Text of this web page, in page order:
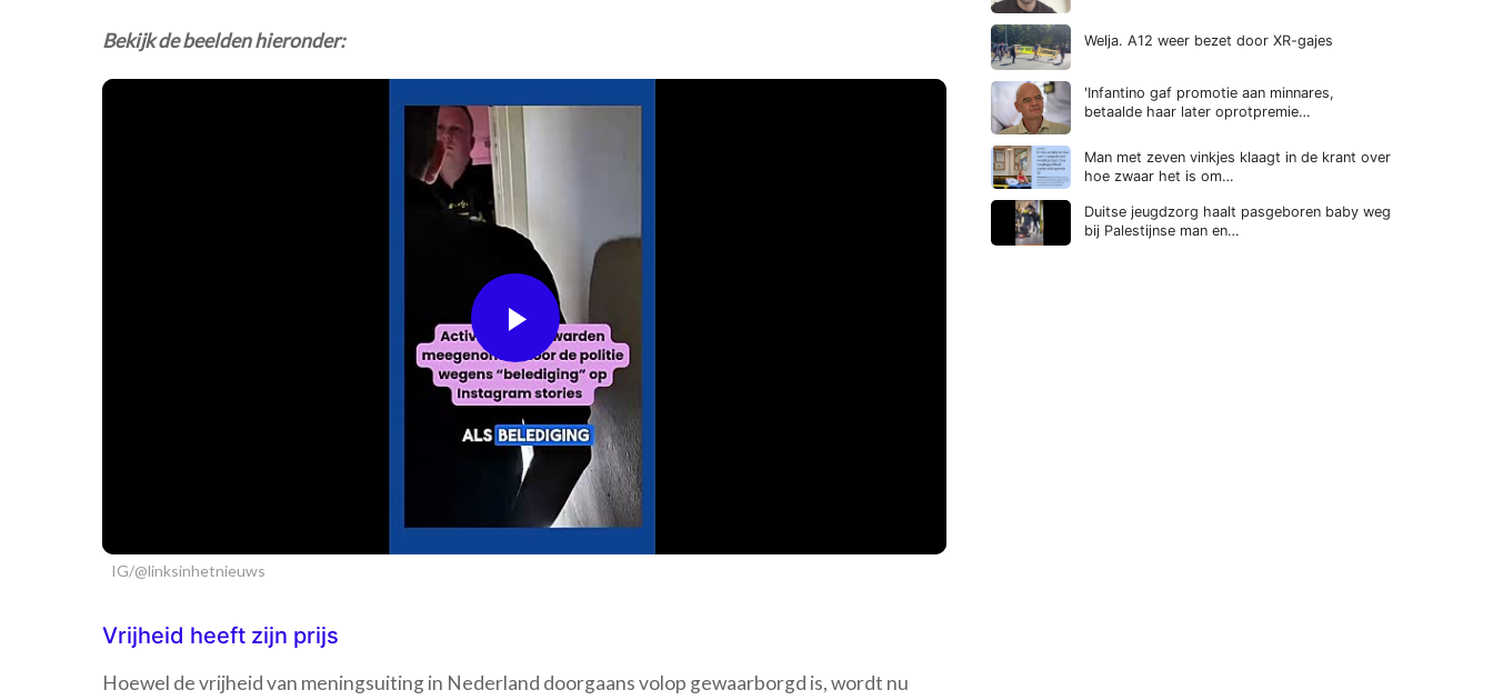
Bekijk de beelden hieronder:
Play
Video
IG/@linksinhetnieuws
Vrijheid heeft zijn prijs
Hoewel de vrijheid van meningsuiting in Nederland doorgaans volop gewaarborgd is, wordt nu
Welja. A12 weer bezet door XR-gajes
'Infantino gaf promotie aan minnares,
betaalde haar later oprotpremie…
Man met zeven vinkjes klaagt in de krant over
hoe zwaar het is om…
Duitse jeugdzorg haalt pasgeboren baby weg
bij Palestijnse man en…